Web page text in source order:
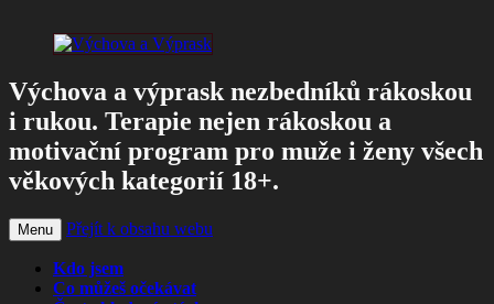
Výchova a výprask nezbedníků rákoskou
i rukou. Terapie nejen rákoskou a
motivační program pro muže i ženy všech
věkových kategorií 18+.
Menu Přejít k obsahu webu
Kdo jsem
Co můžeš očekávat